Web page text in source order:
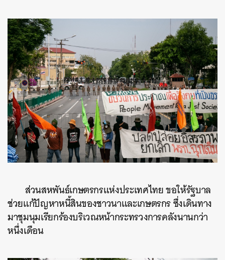
ส่วนสหพันธ์เกษตรกรแห่งประเทศไทย ขอให้รัฐบาล
ช่วยแก้ปัญหาหนี้สินของชาวนาและเกษตรกร ซึ่งเดินทาง
มาชุมนุมเรียกร้องบริเวณหน้ากระทรวงการคลังนานกว่า
หนึ่งเดือน